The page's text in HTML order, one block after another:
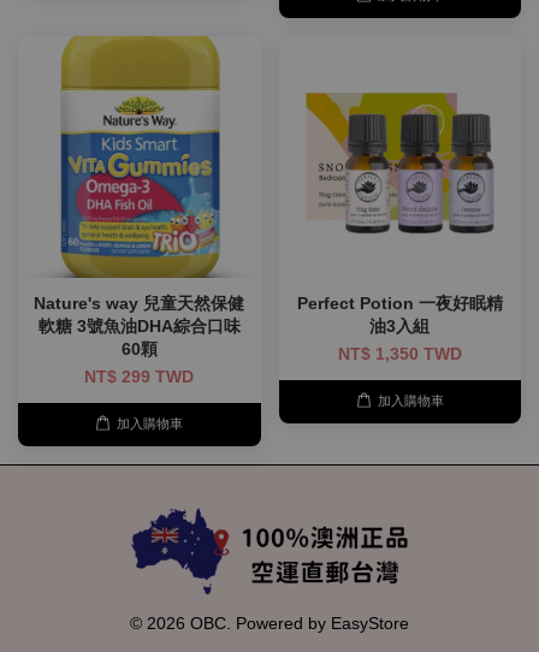
Nature's way 兒童天然保健
軟糖 3號魚油DHA綜合口味
60顆
NT$ 299 TWD
加入購物車
Perfect Potion 一夜好眠精
油3入組
NT$ 1,350 TWD
加入購物車
© 2026 OBC. Powered by EasyStore